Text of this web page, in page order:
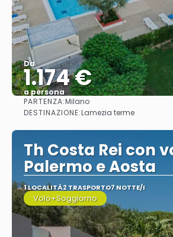
Da
1.174 €
a persona
PARTENZA:Milano
DESTINAZIONE:Lamezia terme
Th Costa Rei con
Palermo e Aosta
1 LOCALITÀ2 TRASPORTO7 NOTTE/I
Volo+Soggiorno